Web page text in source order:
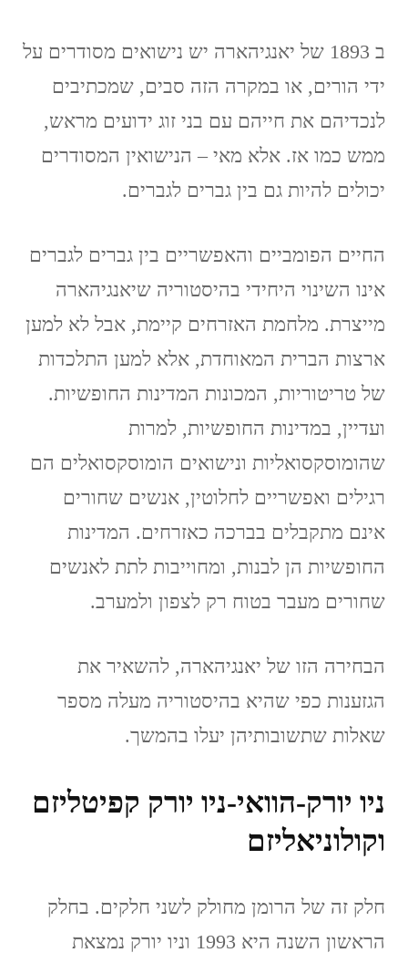
ב 1893 של יאנגיהארה יש נישואים מסודרים על
ידי הורים, או במקרה הזה סבים, שמכתיבים
לנכדיהם את חייהם עם בני זוג ידועים מראש,
ממש כמו אז. אלא מאי – הנישואין המסודרים
יכולים להיות גם בין גברים לגברים.
החיים הפומביים והאפשריים בין גברים לגברים
אינו השינוי היחידי בהיסטוריה שיאנגיהארה
מייצרת. מלחמת האזרחים קיימת, אבל לא למען
ארצות הברית המאוחדת, אלא למען התלכדות
של טריטוריות, המכונות המדינות החופשיות.
ועדיין, במדינות החופשיות, למרות
שהומוסקסואליות ונישואים הומוסקסואלים הם
רגילים ואפשריים לחלוטין, אנשים שחורים
אינם מתקבלים בברכה כאזרחים. המדינות
החופשיות הן לבנות, ומחוייבות לתת לאנשים
שחורים מעבר בטוח רק לצפון ולמערב.
הבחירה הזו של יאנגיהארה, להשאיר את
הגזענות כפי שהיא בהיסטוריה מעלה מספר
שאלות שתשובותיהן יעלו בהמשך.
ניו יורק-הוואי-ניו יורק קפיטליזם
וקולוניאליזם
חלק זה של הרומן מחולק לשני חלקים. בחלק
הראשון השנה היא 1993 וניו יורק נמצאת